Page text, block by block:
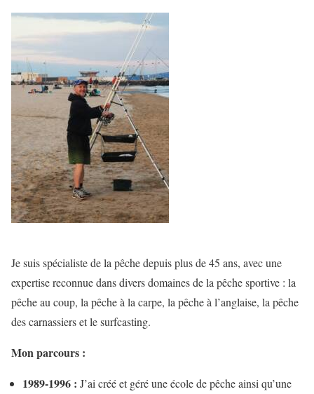
Je suis spécialiste de la pêche depuis plus de 45 ans, avec une
expertise reconnue dans divers domaines de la pêche sportive : la
pêche au coup, la pêche à la carpe, la pêche à l’anglaise, la pêche
des carnassiers et le surfcasting.
Mon parcours :
1989-1996 : J’ai créé et géré une école de pêche ainsi qu’une